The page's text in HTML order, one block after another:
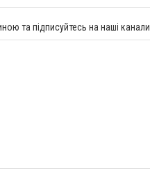
та підписуйтесь на наші канали